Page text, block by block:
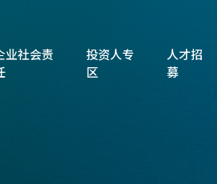
业社会责
投资人专
区
人才招
募